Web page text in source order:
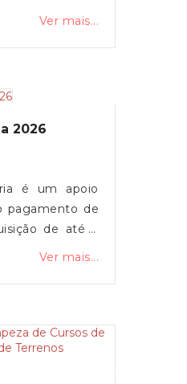
Ver mais...
2026
é um apoio
pagamento de
de até 2
por mês de
entre Janeiro e
Ver mais...